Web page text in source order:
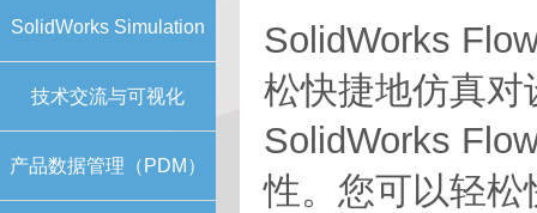
SolidWorks Simulation
技术交流与可视化
产品数据管理（PDM）
SolidWorks
松快捷地仿真
SolidWorks
性。您可以轻